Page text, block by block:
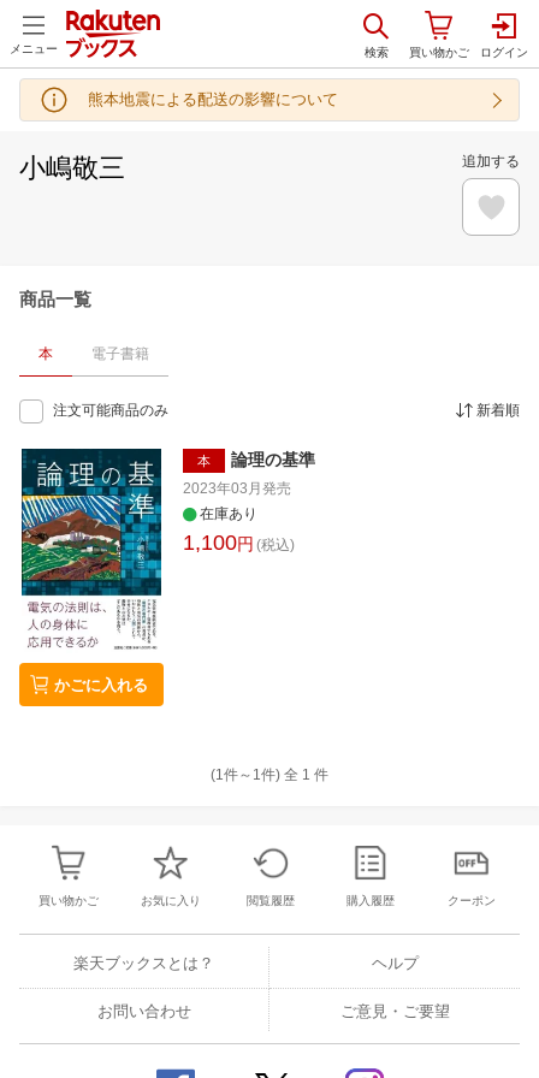
メニュー
熊本地震による配送の影響について
小嶋敬三 追加する
商品一覧
本 電子書籍
注文可能商品のみ 新着順
かごに入れる
本 論理の基準
2023年03月 発売
在庫あり
1,100円 (税込)
(1件～ 1件) 全 1 件
買い物かご お気に入り 閲覧履歴 購入履歴 クーポン
楽天ブックスとは？ ヘルプ
お問い合わせ ご意見・ご要望